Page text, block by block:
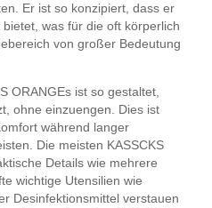
Er ist so konzipiert, dass er
was für die oft körperlich
von großer Bedeutung
ORANGEs ist so gestaltet,
ohne einzuengen. Dies ist
während langer
Die meisten KASSCKS
Details wie mehrere
wichtige Utensilien wie
Desinfektionsmittel verstauen